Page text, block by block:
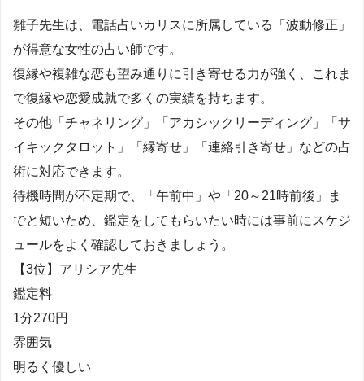
雛子先生は、電話占いカリスに所属している「波動修正」
が得意な女性の占い師です。
復縁や複雑な恋も望み通りに引き寄せる力が強く、これま
で復縁や恋愛成就で多くの実績を持ちます。
その他「チャネリング」「アカシックリーディング」「サ
イキックタロット」「縁寄せ」「連絡引き寄せ」などの占
術に対応できます。
待機時間が不定期で、「午前中」や「20～21時前後」ま
でと短いため、鑑定をしてもらいたい時には事前にスケジ
ュールをよく確認しておきましょう。
【3位】アリシア先生
鑑定料
1分270円
雰囲気
明るく優しい